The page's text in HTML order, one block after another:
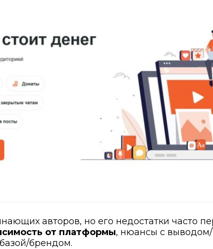
авторов, но его недостатки часто
от платформы, нюансы с
брендом.